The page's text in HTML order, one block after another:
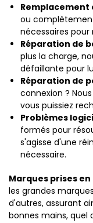
Remplacement
ou
nécessaires
Réparation de
plus la charge,
défaillante pour
Réparation de
connexion ?
vous puissiez
Problèmes
formés pour
s'agisse d'une
nécessaire.
Marques prises
les grandes
d'autres, assurant
bonnes mains, quel